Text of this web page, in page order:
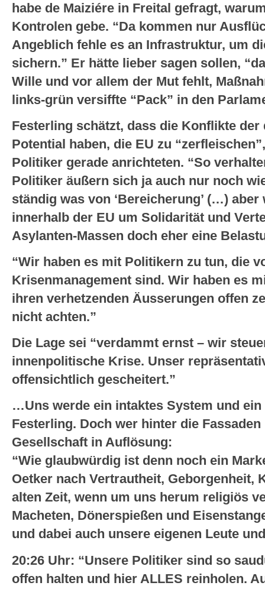
habe de Maiziére in Freital gefragt,
Kontrolen gebe. “Da kommen nur
Angeblich fehle es an Infrastruktur, um
sichern.” Er hätte lieber sagen sollen,
Wille und vor allem der Mut fehlt,
links-grün versiffte “Pack” in den
Festerling schätzt, dass die Konflikte
Potential haben, die EU zu
Politiker gerade anrichteten. “So
Politiker äußern sich ja auch nur noch
ständig was von ‘Bereicherung’ (…)
innerhalb der EU um Solidarität und
Asylanten-Massen doch eher eine
“Wir haben es mit Politikern zu tun, die
Krisenmanagement sind. Wir haben es
ihren verhetzenden Äusserungen offen
nicht achten.”
Die Lage sei “verdammt ernst – wir
innenpolitische Krise. Unser
offensichtlich gescheitert.”
…Uns werde ein intaktes System und
Festerling. Doch wer hinter die
Gesellschaft in Auflösung:
“Wie glaubwürdig ist denn noch ein
Oetker nach Vertrautheit, Geborgenheit,
alten Zeit, wenn um uns herum religiös
Macheten, Dönerspießen und
und dabei auch unsere eigenen Leute
20:26 Uhr: “Unsere Politiker sind so
offen halten und hier ALLES reinholen.